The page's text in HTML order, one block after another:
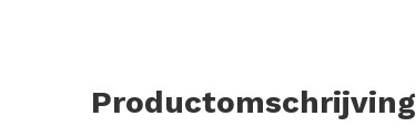
Productomschrijving